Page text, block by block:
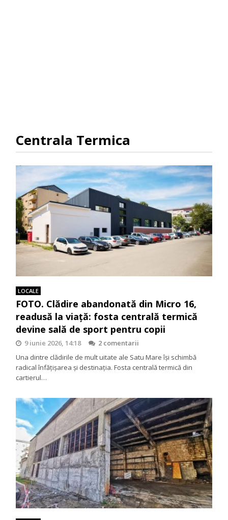
Centrala Termica
LOCALE
FOTO. Clădire abandonată din Micro 16,
readusă la viață: fosta centrală termică
devine sală de sport pentru copii
9 iunie 2026, 14:18
2 comentarii
Una dintre clădirile de mult uitate ale Satu Mare își schimbă
radical înfățișarea și destinația. Fosta centrală termică din
cartierul…